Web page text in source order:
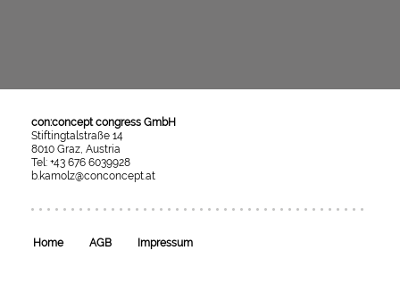
con:concept congress GmbH
Stiftingtalstraße 14
8010 Graz, Austria
Tel: +43 676 6039928
b.kamolz@conconcept.at
esraSoft
esraCMS
Home AGB Impressum